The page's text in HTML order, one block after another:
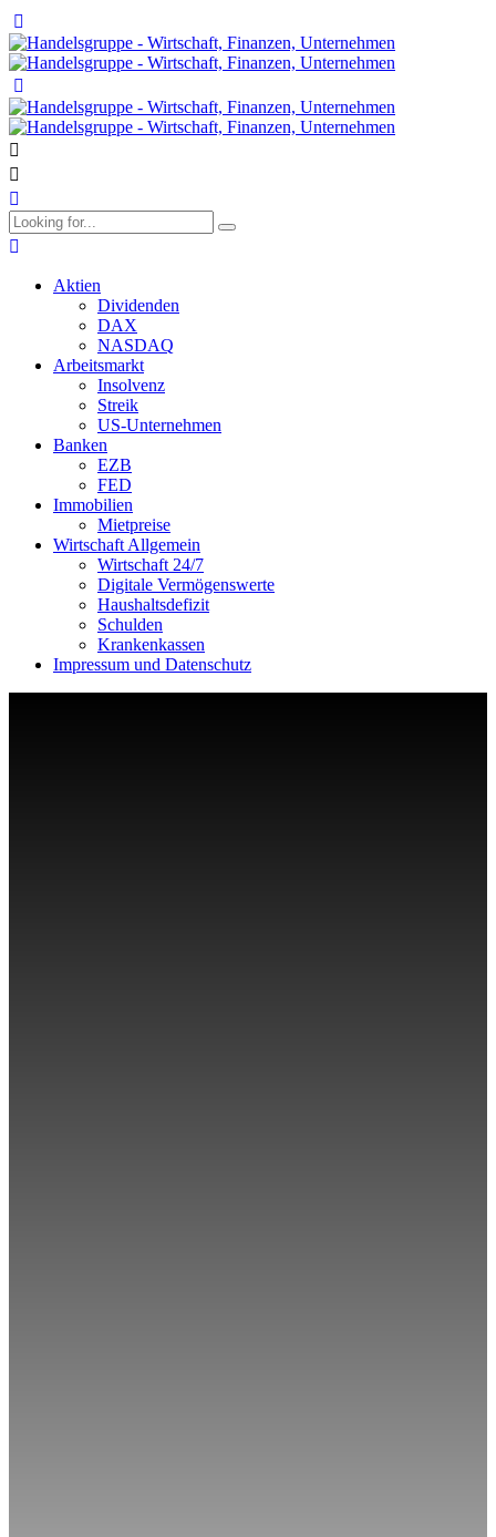
Aktien
Dividenden
DAX
NASDAQ
Arbeitsmarkt
Insolvenz
Streik
US-Unternehmen
Banken
EZB
FED
Immobilien
Mietpreise
Wirtschaft Allgemein
Wirtschaft 24/7
Digitale Vermögenswerte
Haushaltsdefizit
Schulden
Krankenkassen
Impressum und Datenschutz